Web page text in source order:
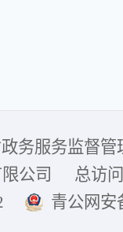
务服务监督管
公司
总访
青公网安